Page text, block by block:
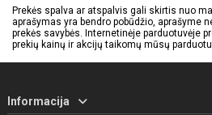
Prekės spalva ar atspalvis gali skirtis nuo
aprašymas yra bendro pobūdžio, aprašyme
prekės savybės. Internetinėje parduotuvėje
prekių kainų ir akcijų taikomų mūsų
Informacija